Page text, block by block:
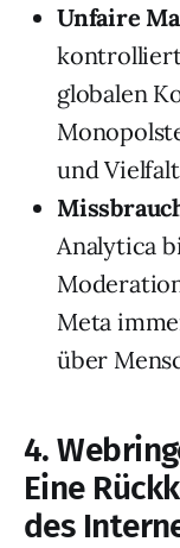
Unfaire
globalen
und
Analytica
Meta
über
4.
Eine
des